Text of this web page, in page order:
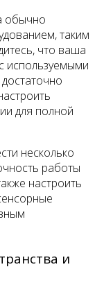
обычно
таким
что ваша
используемыми
для полной
несколько
работы
настроить
и